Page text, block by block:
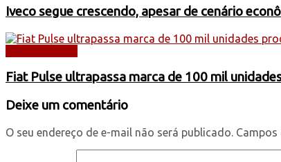
Iveco segue crescendo, apesar de cenário
Fiat Pulse ultrapassa marca de 100 mil
Deixe um comentário
O seu endereço de e-mail não será publicado.